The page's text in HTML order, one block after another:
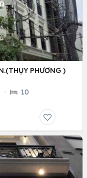
PHƯƠNG )
· 10